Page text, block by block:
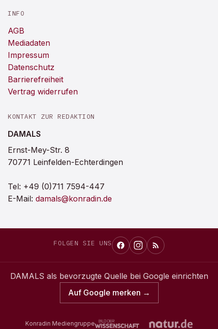
INFO
AGB
Mediadaten
Impressum
Datenschutz
Barrierefreiheit
Vertrag widerrufen
KONTAKT ZUR REDAKTION
DAMALS
Ernst-Mey-Str. 8
70771 Leinfelden-Echterdingen
Tel: +49 (0)711 7594-447
E-Mail: damals@konradin.de
FOLGEN SIE UNS
DAMALS als bevorzugte Quelle bei Google einrichten
Auf Google merken →
Konradin Mediengruppe